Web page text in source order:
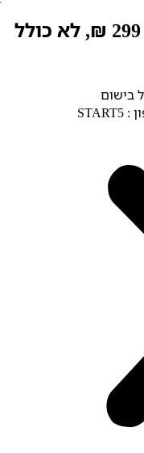
משלוח חינם בקנייה מעל 299 ₪, לא כולל